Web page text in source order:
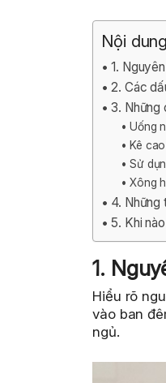
Nội
1.
2. Các
3. Những
Uống
Kê
Sử
Xông
4. Những
5. Khi
1.
Hiểu rõ
vào ban
ngủ.